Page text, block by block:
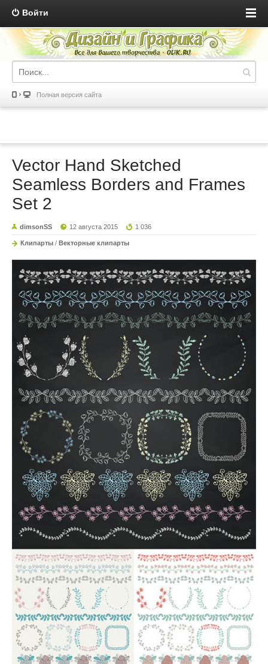
Войти
Полная версия сайта
Vector Hand Sketched
Seamless Borders and Frames
Set 2
dimsonSS 12 августа 2015 1 036
Клипарты / Векторные клипарты